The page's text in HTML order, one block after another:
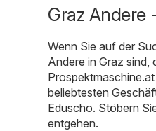
Graz Andere
Wenn Sie auf der
Andere in Graz sind,
Prospektmaschine.at
beliebtesten
Eduscho. Stöbern
entgehen.